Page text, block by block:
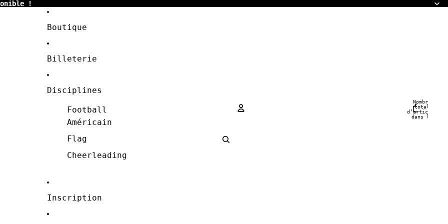
!
!
Boutique
Billeterie
Disciplines
Football
Américain
Flag
Cheerleading
Inscription
Nombre
total
d’articles
dans le